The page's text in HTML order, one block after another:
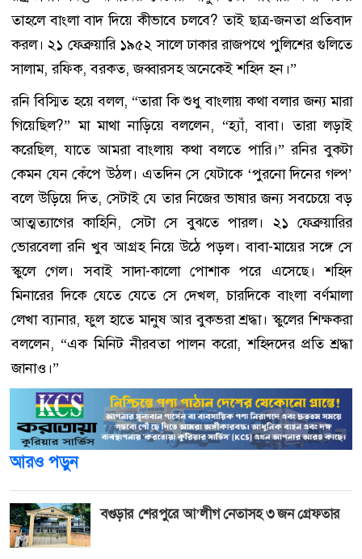
তাহলে বাংলা বাদ দিয়ে কীভাবে চলবে? তাই ছাত্র-জনতা প্রতিবাদ
করল। ২১ ফেব্রুয়ারি ১৯৫২ সালে ঢাকার রাজপথে পুলিশের গুলিতে
সালাম, রফিক, বরকত, জব্বারসহ অনেকেই শহিদ হন।”
রনি বিস্মিত হয়ে বলল, “তারা কি শুধু বাংলায় কথা বলার জন্য মারা
গিয়েছিল?” মা মাথা নাড়িয়ে বললেন, “হ্যাঁ, বাবা। তারা লড়াই
করেছিল, যাতে আমরা বাংলায় কথা বলতে পারি।” রনির বুকটা
কেমন যেন কেঁপে উঠল। এতদিন সে যেটাকে ‘পুরনো দিনের গল্প’
বলে উড়িয়ে দিত, সেটাই যে তার নিজের ভাষার জন্য সবচেয়ে বড়
আত্মত্যাগের কাহিনি, সেটা সে বুঝতে পারল। ২১ ফেব্রুয়ারির
ভোরবেলা রনি খুব আগ্রহ নিয়ে উঠে পড়ল। বাবা-মায়ের সঙ্গে সে
স্কুলে গেল। সবাই সাদা-কালো পোশাক পরে এসেছে। শহিদ
মিনারের দিকে যেতে যেতে সে দেখল, চারদিকে বাংলা বর্ণমালা
লেখা ব্যানার, ফুল হাতে মানুষ আর বুকভরা শ্রদ্ধা। স্কুলের শিক্ষকরা
বললেন, “এক মিনিট নীরবতা পালন করো, শহিদদের প্রতি শ্রদ্ধা
জানাও।”
আরও পড়ুন
বগুড়ার শেরপুরে আ’লীগ নেতাসহ ৩ জন গ্রেফতার